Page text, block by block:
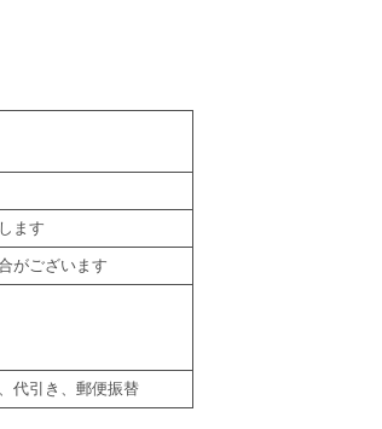
ます
く場合がございます
代引き、郵便振替